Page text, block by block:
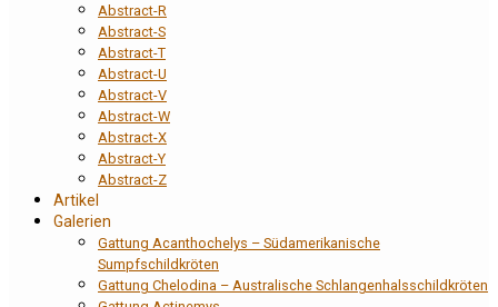
Abstract-R
Abstract-S
Abstract-T
Abstract-U
Abstract-V
Abstract-W
Abstract-X
Abstract-Y
Abstract-Z
Artikel
Galerien
Gattung Acanthochelys – Südamerikanische
Sumpfschildkröten
Gattung Chelodina – Australische Schlangenhalsschildkröten